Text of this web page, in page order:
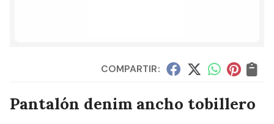
COMPARTIR:
Pantalón denim ancho tobillero